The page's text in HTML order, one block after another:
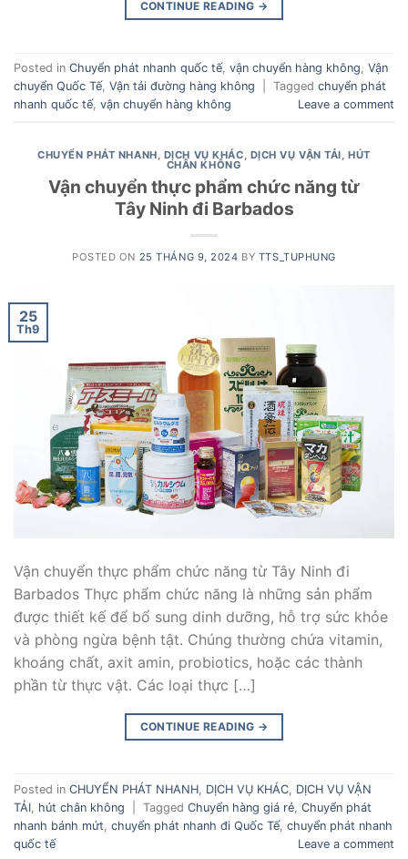
CONTINUE READING →
Posted in Chuyển phát nhanh quốc tế, vận chuyển hàng không, Vận
chuyển Quốc Tế, Vận tải đường hàng không Tagged chuyển phát
nhanh quốc tế, vận chuyển hàng không Leave a comment
CHUYỂN PHÁT NHANH, DỊCH VỤ KHÁC, DỊCH VỤ VẬN TẢI,HÚT
CHÂN KHÔNG
Vận chuyển thực phẩm chức năng từ
Tây Ninh đi Barbados
POSTED ON 25 THÁNG 9, 2024 BY TTS_TUPHUNG
25
Th9
Vận chuyển thực phẩm chức năng từ Tây Ninh đi
Barbados Thực phẩm chức năng là những sản phẩm
được thiết kế để bổ sung dinh dưỡng, hỗ trợ sức khỏe
và phòng ngừa bệnh tật. Chúng thường chứa vitamin,
khoáng chất, axit amin, probiotics, hoặc các thành
phần từ thực vật. Các loại thực […]
CONTINUE READING →
Posted in CHUYỂN PHÁT NHANH DỊCH VỤ KHÁC DỊCH VỤ VẬN
TẢI hút chân không Tagged Chuyển hàng giá rẻ Chuyển phát
nhanh bánh mứt chuyển phát nhanh đi Quốc Tế, chuyển phát nhanh
quốc tế
Leave a comment